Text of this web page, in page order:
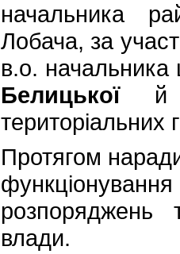
начальника
Лобача, за
в.о.
Белицькоїй
територіальних
Протягом
розпоряджень
влади.